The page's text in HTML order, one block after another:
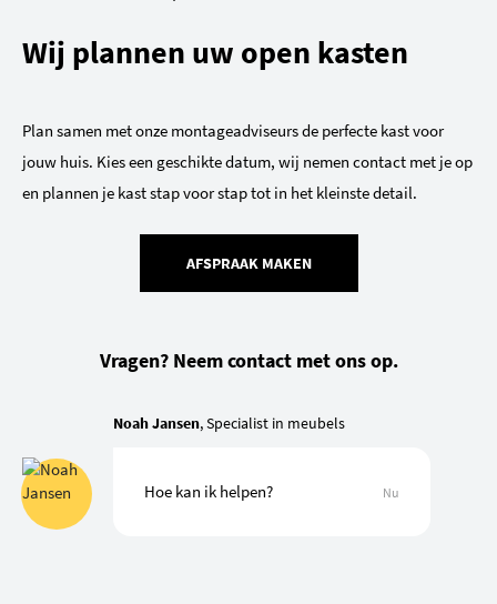
Wij plannen uw open kasten
Plan samen met onze montageadviseurs de perfecte kast voor
jouw huis. Kies een geschikte datum, wij nemen contact met je op
en plannen je kast stap voor stap tot in het kleinste detail.
AFSPRAAK MAKEN
Vragen? Neem contact met ons op.
Noah Jansen, Specialist in meubels
Hoe kan ik helpen? Nu